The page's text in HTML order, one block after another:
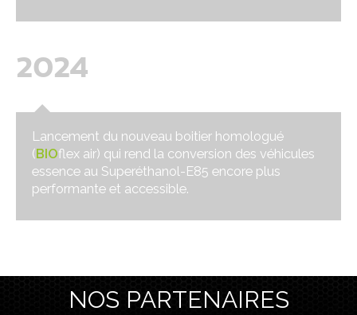
2024
Lancement du nouveau boitier homologué
(BIOflex air) qui rend la conversion des véhicules
essence au Superéthanol-E85 encore plus
performante et accessible.
NOS PARTENAIRES